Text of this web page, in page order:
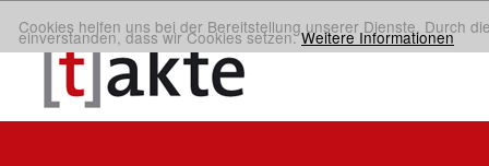
Cookies helfen uns bei der Bereitstellung unserer Dienste. Durch
einverstanden, dass wir Cookies setzen.Weitere Informationen